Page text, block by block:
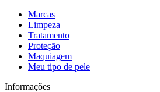
Marcas
Limpeza
Tratamento
Proteção
Maquiagem
Meu tipo de pele
Informações